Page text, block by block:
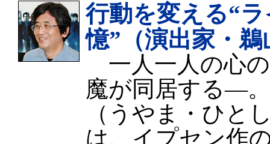
行動を変える“
憶”（演出家・
一人一人の心
魔が同居する—
（うやま・ひと
は、イプセン作